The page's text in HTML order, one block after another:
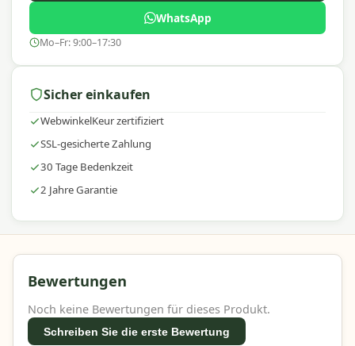
WhatsApp
Mo–Fr: 9:00–17:30
Sicher einkaufen
WebwinkelKeur zertifiziert
SSL-gesicherte Zahlung
30 Tage Bedenkzeit
2 Jahre Garantie
Bewertungen
Noch keine Bewertungen für dieses Produkt.
Schreiben Sie die erste Bewertung